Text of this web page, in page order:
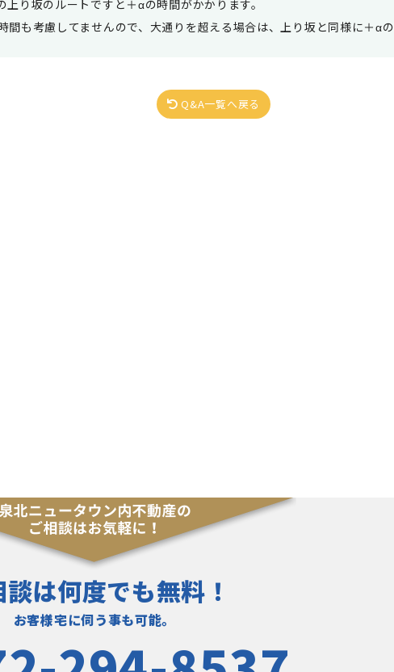
上り坂のルートですと＋αの時間がかかります。
間も考慮してませんので、大通りを超える場合は、上り坂と同様に＋αの
Q&A一覧へ戻る
談は何度でも無料！
お客様宅に伺う事も可能。